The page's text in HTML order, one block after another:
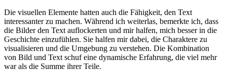
Die visuellen Elemente hatten auch die Fähigkeit,⁤ den Text
interessanter zu machen. Während ich weiterlas,​ bemerkte ich,‍ dass
die Bilder den Text auflockerten und⁣ mir‌ halfen, mich besser in die
Geschichte einzufühlen. ‌Sie​ halfen mir dabei, ‍die Charaktere zu​
visualisieren und die​ Umgebung ⁢zu verstehen. Die Kombination
von Bild ⁢und‌ Text schuf eine dynamische Erfahrung, die viel mehr
war⁤ als die Summe ihrer Teile.